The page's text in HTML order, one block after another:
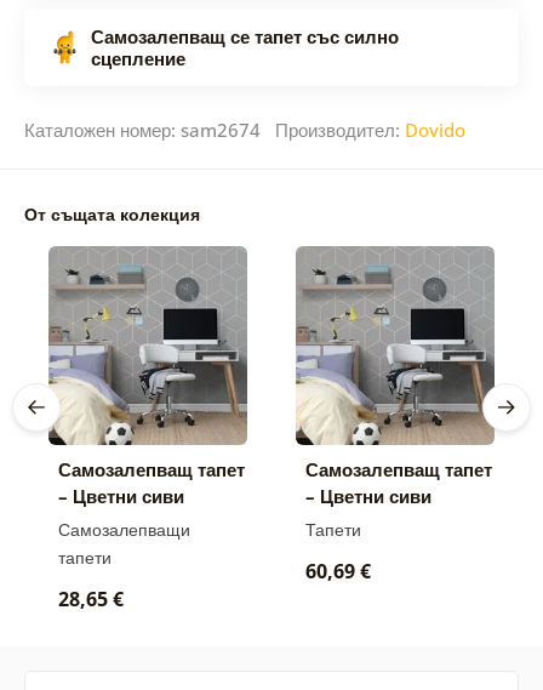
Самозалепващ се тапет със силно
сцепление
Каталожен номер: sam2674 Производител: Dovido
От същата колекция
Самозалепващ тапет
– Цветни сиви
кубчета
Самозалепващи
тапети
28,65 €
Самозалепващ тапет
– Цветни сиви
кубчета
Тапети
60,69 €